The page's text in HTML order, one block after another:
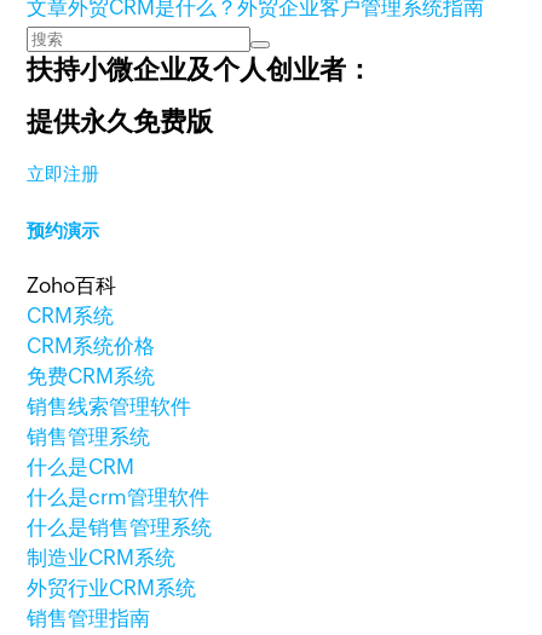
文章外贸CRM是什么？外贸企业客户管理系统指南
扶持小微企业及个人创业者：
提供永久免费版
立即注册
预约演示
Zoho百科
CRM系统
CRM系统价格
免费CRM系统
销售线索管理软件
销售管理系统
什么是CRM
什么是crm管理软件
什么是销售管理系统
制造业CRM系统
外贸行业CRM系统
销售管理指南